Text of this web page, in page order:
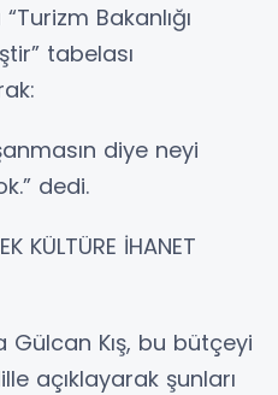
Bakanlığı
tabelası
diye neyi
dedi.
KÜLTÜRE İHANET
Gülcan Kış, bu bütçeyi
açıklayarak şunları